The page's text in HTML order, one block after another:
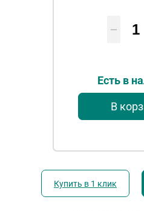
Есть в
В
Купить в 1 клик